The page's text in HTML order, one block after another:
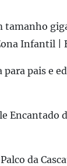
Infantil |
pais e
Encantado
da